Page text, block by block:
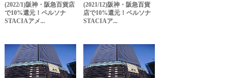
(2022/1)阪神・阪急百貨店
で10%還元！ペルソナ
STACIAアメ...
(2021/12)阪神・阪急百貨
店で10%還元！ペルソナ
STACIAア...